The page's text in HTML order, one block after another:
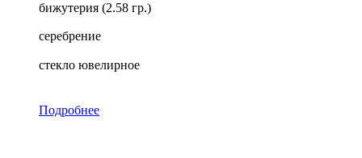
бижутерия (2.58 гр.)
серебрение
стекло ювелирное
Подробнее